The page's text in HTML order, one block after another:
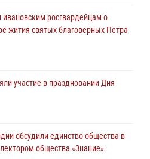
лагеря
с частными
росгвардейцам о
жития святых благоверных Петра
участие в праздновании Дня
обсудили единство общества в
общества «Знание»